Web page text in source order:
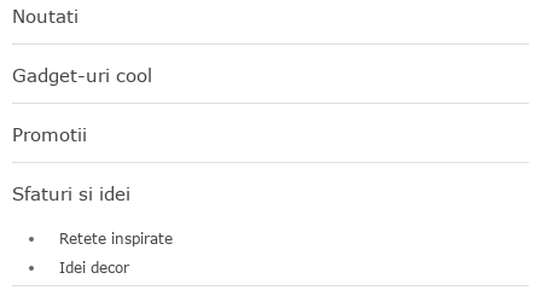
Noutati
Gadget-uri cool
Promotii
Sfaturi si idei
Retete inspirate
Idei decor